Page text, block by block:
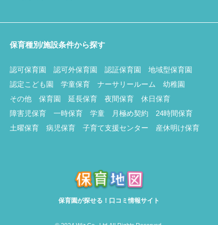
保育種別/施設条件から探す
認可保育園 認可外保育園 認証保育園
地域型保育園
認定こども園
学童保育 ナーサリールーム
幼稚園
その他
保育園 延長保育 夜間保育
休日保育
障害児保育
一時保育 学童 月極め契約
24時間保育
土曜保育
病児保育 子育て支援センター 産休明け保育
保育園が探せる！口コミ情報サイト